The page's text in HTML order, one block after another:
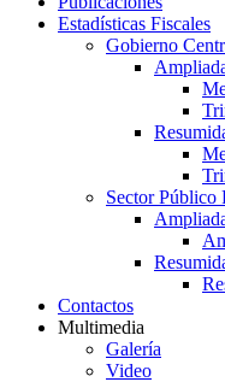
Estadísticas Fiscales
Gobierno
Sector Público
Contactos
Multimedia
Galería
Video